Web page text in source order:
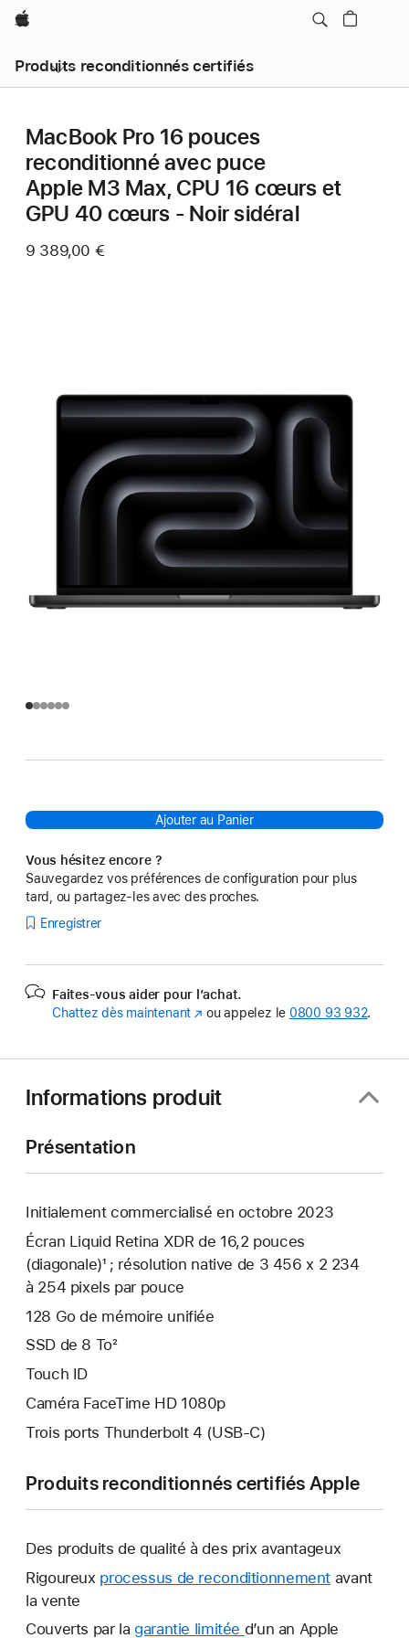
Apple
Produits reconditionnés certifiés
MacBook Pro 16 pouces
reconditionné avec puce
Apple M3 Max, CPU 16 cœurs et
GPU 40 cœurs - Noir sidéral
9 389,00 €
Ajouter au Panier
Vous hésitez encore ?
Sauvegardez vos préférences de configuration pour plus
tard, ou partagez-les avec des proches.
Enregistrer
Faites-vous aider pour l’achat.
Chattez dès maintenant (s’ouvre
ou appelez le 0800 93 932.
Informations produit
Présentation
Initialement commercialisé en octobre 2023
Écran Liquid Retina XDR de 16,2 pouces
(diagonale)¹ ; résolution native de 3 456 x 2 234
à 254 pixels par pouce
128 Go de mémoire unifiée
SSD de 8 To²
Touch ID
Caméra FaceTime HD 1080p
Trois ports Thunderbolt 4 (USB-C)
Produits reconditionnés certifiés Apple
Des produits de qualité à des prix avantageux
Rigoureux processus de reconditionnement avant
la vente
Couverts par la garantie limitée Une
d’un an Apple